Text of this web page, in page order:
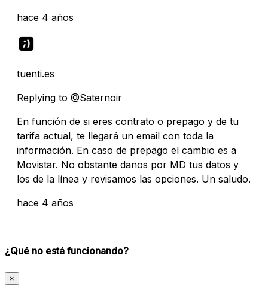
hace 4 años
tuenti.es
Replying to @Saternoir
En función de si eres contrato o prepago y de tu
tarifa actual, te llegará un email con toda la
información. En caso de prepago el cambio es a
Movistar. No obstante danos por MD tus datos y
los de la línea y revisamos las opciones. Un saludo.
hace 4 años
¿Qué no está funcionando?
×